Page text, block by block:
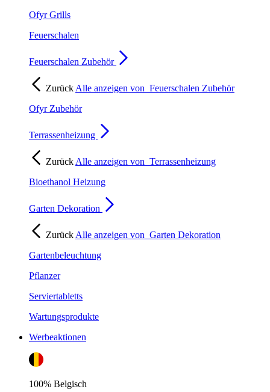
Ofyr Grills
Feuerschalen
Feuerschalen Zubehör
Zurück Alle anzeigen von Feuerschalen Zubehör
Ofyr Zubehör
Terrassenheizung
Zurück Alle anzeigen von Terrassenheizung
Bioethanol Heizung
Garten Dekoration
Zurück Alle anzeigen von Garten Dekoration
Gartenbeleuchtung
Pflanzer
Serviertabletts
Wartungsprodukte
Werbeaktionen
100% Belgisch